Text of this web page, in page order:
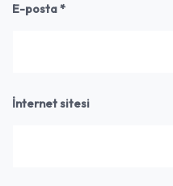
E-posta*
İnternet sitesi